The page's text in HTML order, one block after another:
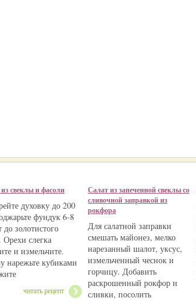
свеклы и фасоли
духовку до 200
фундук 6-8
золотистого
Орехи слегка
и измельчите.
нарежьте кубиками
читать рецепт
Салат из запеченной свеклы со
сливочной заправкой из
рокфора
Для салатной заправки
смешать майонез, мелко
нарезанный шалот, уксус,
измельченный чеснок и
горчицу. Добавить
раскрошенный рокфор и
сливки, посолить